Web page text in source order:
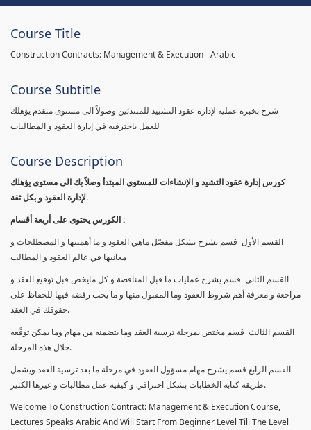
Course Title
Construction Contracts: Management & Execution - Arabic
Course Subtitle
شرح بخبرة عملية لإدارة عقود التشييد للمبتدئين وصولاً الى مستوى متقدم يؤهلك
للعمل باحترفيه في إدارة العقود و المطالبات
Course Description
كورس إدارة عقود التشيد و الإنشاءات للمستوى المبتدأ وصلاً بك الى مستوى يؤهلك
لإدارة العقود و بكل ثقة.
الكورس يحتوى على أربعة أقسام :
القسم الأول قسم يشرح بشكل مفصّل ماهي العقود و ما أهميتها و المصطلحات و
معانيها في عالم العقود و المطالب
القسم الثاني قسم يشرح عمليات ما قبل المناقصة و كل مايخص قبل توقيع العقد و
مراجعة و معرفة أهم شروط العقود وما المقبول منها و ما يجب رفضه فيها للحفاظ على
حقوقك في العقد.
القسم الثالث قسم مختص بمرحلة ترسية العقد وما يتضمنه من مهام وما يمكن توقًعه
خلال هذه المرحلة.
القسم الرابع قسم يشرح مهام مسؤول العقود في مرحلة ما بعد ترسية العقد ويشمل
طريقة كتابة الخطابات بشكل احترافي و كيفية عمل مطالبات و غيرها الكثير.
Welcome To Construction Contract: Management & Execution Course,
Lectures Speaks Arabic And Will Start From Beginner Level Till The Level